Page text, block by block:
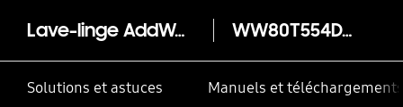
Lave-linge AddWash™ 8kg - WW80T554DTE WW80T554DTE
Solutions et astuces Manuels et téléchargements